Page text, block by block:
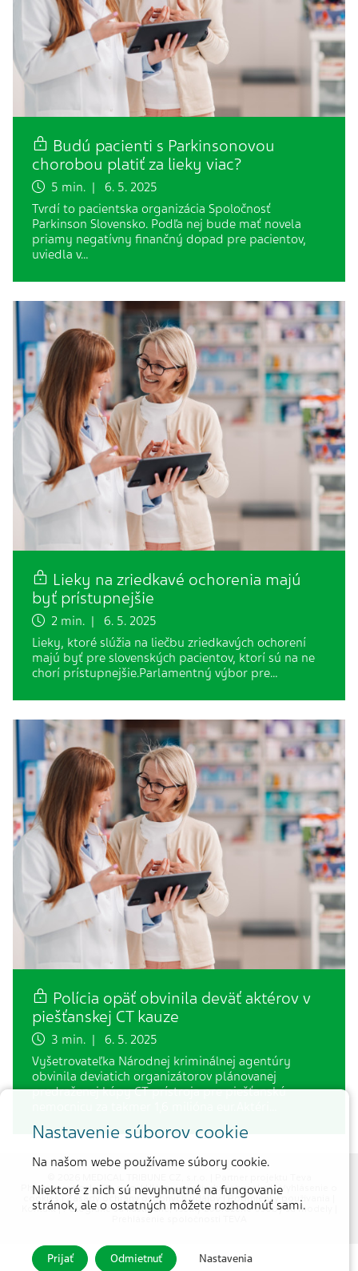
Budú pacienti s Parkinsonovou
chorobou platiť za lieky viac?
5 min. | 6. 5. 2025
Tvrdí to pacientska organizácia Spoločnosť
Parkinson Slovensko. Podľa nej bude mať novela
priamy negatívny finančný dopad pre pacientov,
uviedla v…
Lieky na zriedkavé ochorenia majú
byť prístupnejšie
2 min. | 6. 5. 2025
Lieky, ktoré slúžia na liečbu zriedkavých ochorení
majú byť pre slovenských pacientov, ktorí sú na ne
chorí prístupnejšie.Parlamentný výbor pre…
Polícia opäť obvinila deväť aktérov v
piešťanskej CT kauze
3 min. | 6. 5. 2025
Vyšetrovateľka Národnej kriminálnej agentúry
obvinila deviatich organizátorov plánovanej
predraženej kúpy CT prístroja pre piešťanskú
Pharmaceuticals CR, s.r.o.|Hlásenie nežiaducich reakcií|Vyhlásenie o
cookies
Zásady ochrany osobných údajov Podmienky používania
Kontakt | Fotografie sú ilustračné, všetky zobrazené osoby sú modely |
Nastavenie súborov cookie
Na našom webe používame súbory cookie.
Niektoré z nich sú nevyhnutné na fungovanie
stránok, ale o ostatných môžete rozhodnúť sami.
Prijať Odmietnuť Nastavenia